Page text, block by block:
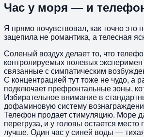
Час у моря — и
Я прямо почувствовал, как точно
зацепила не романтика, а телесная
Соленый воздух делает то, что
контролируемых полевых
связанные с симпатическим
С концентрацией тут тоже не чудо, а
подключает префронтальные зоны,
Избирательное внимание в
дофаминовую систему
Телефон продает стимуляцию. Море
перегруза, и у головы остается
лучше. Один час у синей воды — тихая